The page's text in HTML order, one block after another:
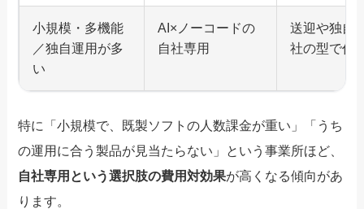
小規模・多機能
／独自運用が多
い
AI×ノーコードの
自社専用
送迎や独自
社の型で作
特に「小規模で、既製ソフトの人数課金が重い」「うち
の運用に合う製品が見当たらない」という事業所ほど、
自社専用という選択肢の費用対効果が高くなる傾向があ
ります。